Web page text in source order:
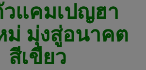
วแคมเปญฮา
ม่ มุ่งสู่อนาคต
สีเขียว